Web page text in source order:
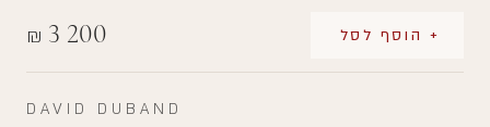
₪ 3 200 + הוסף לסל
DAVID DUBAND